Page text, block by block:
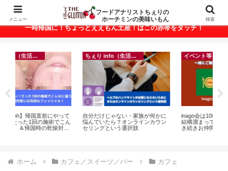
ベトナム・ホーチミンの美味いもんが満載！
一時帰国に！ちょっとええもん土産！はこの赤帯をタッチ！
自分だけじゃない・家族が何かに
悩んでいたら？オンラインカウン
セリングという選択肢
イベント等
inago会は100人突破！実績記録が
結構溜まってきたのでご報告＆引
き続きお仲間募集中♪
ホーム カフェ／スイーツ／バー カフェ
メニュー
フードアナリストちぇりの
ホーチミンの美味いもん
検索